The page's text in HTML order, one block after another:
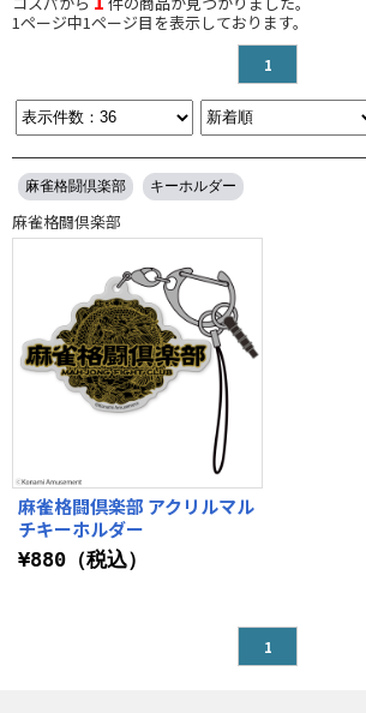
1ページ中1ページ目を表示しております。
1
麻雀格闘倶楽部 キーホルダー
麻雀格闘倶楽部
麻雀格闘倶楽部 アクリルマル
チキーホルダー
¥880（税込）
1